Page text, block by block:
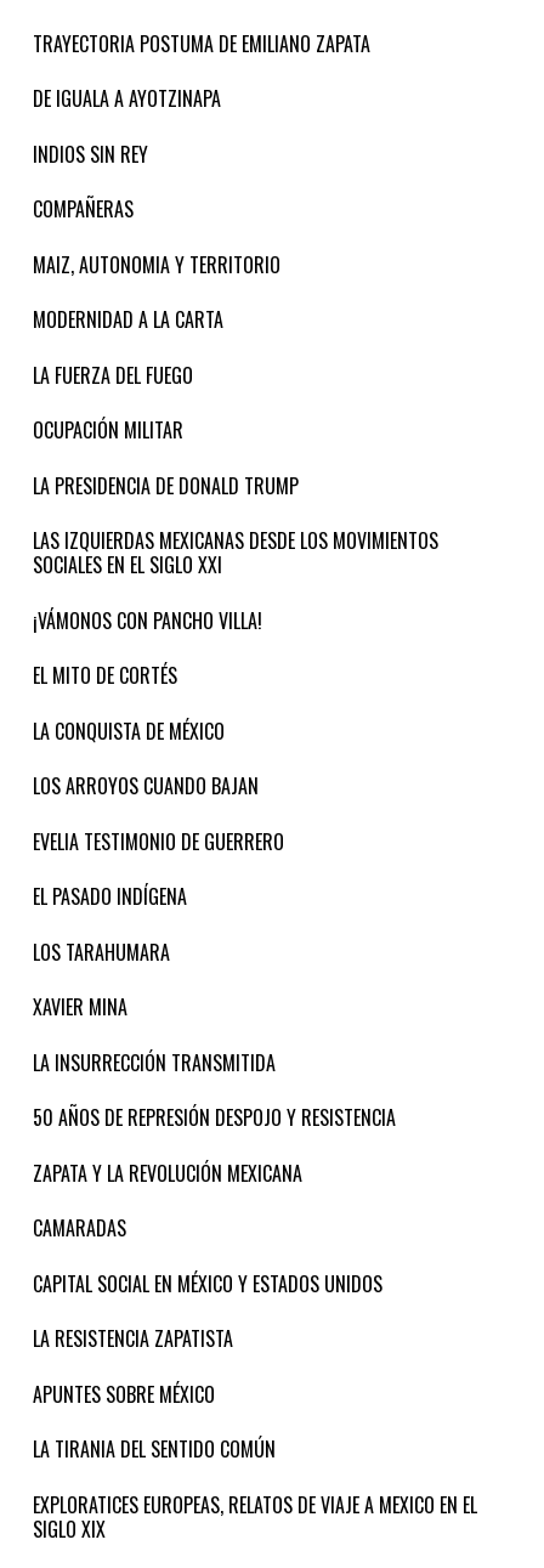
TRAYECTORIA POSTUMA DE EMILIANO ZAPATA
DE IGUALA A AYOTZINAPA
INDIOS SIN REY
COMPAÑERAS
MAIZ, AUTONOMIA Y TERRITORIO
MODERNIDAD A LA CARTA
LA FUERZA DEL FUEGO
OCUPACIÓN MILITAR
LA PRESIDENCIA DE DONALD TRUMP
LAS IZQUIERDAS MEXICANAS DESDE LOS MOVIMIENTOS
SOCIALES EN EL SIGLO XXI
¡VÁMONOS CON PANCHO VILLA!
EL MITO DE CORTÉS
LA CONQUISTA DE MÉXICO
LOS ARROYOS CUANDO BAJAN
EVELIA TESTIMONIO DE GUERRERO
EL PASADO INDÍGENA
LOS TARAHUMARA
XAVIER MINA
LA INSURRECCIÓN TRANSMITIDA
50 AÑOS DE REPRESIÓN DESPOJO Y RESISTENCIA
ZAPATA Y LA REVOLUCIÓN MEXICANA
CAMARADAS
CAPITAL SOCIAL EN MÉXICO Y ESTADOS UNIDOS
LA RESISTENCIA ZAPATISTA
APUNTES SOBRE MÉXICO
LA TIRANIA DEL SENTIDO COMÚN
EXPLORATICES EUROPEAS, RELATOS DE VIAJE A MEXICO EN EL
SIGLO XIX